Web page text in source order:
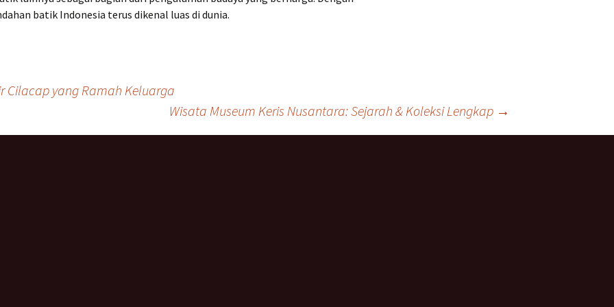
batik Indonesia terus dikenal luas di dunia.
Cilacap yang Ramah Keluarga
Wisata Museum Keris Nusantara: Sejarah & Koleksi Lengkap →